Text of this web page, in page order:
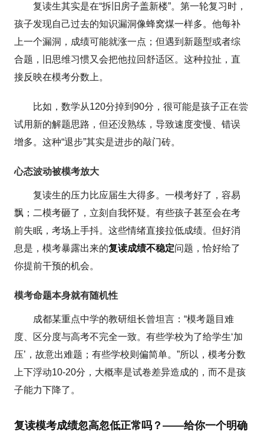
复读生其实是在“拆旧房子盖新楼”。第一轮复习时，
孩子发现自己过去的知识漏洞像蜂窝煤一样多。他每补
上一个漏洞，成绩可能就涨一点；但遇到新题型或者综
合题，旧思维习惯又会把他拉回舒适区。这种拉扯，直
接反映在模考分数上。
比如，数学从120分掉到90分，很可能是孩子正在尝
试用新的解题思路，但还没熟练，导致速度变慢、错误
增多。这种“退步”其实是进步的敲门砖。
心态波动被模考放大
复读生的压力比应届生大得多。一模考好了，容易
飘；二模考砸了，立刻自我怀疑。有些孩子甚至会在考
前失眠，考场上手抖。这些情绪直接拉低成绩。但好消
息是，模考暴露出来的复读成绩不稳定问题，恰好给了
你提前干预的机会。
模考命题本身就有随机性
成都某重点中学的教研组长曾坦言：“模考题目难
度、区分度与高考不完全一致。有些学校为了给学生‘加
压’，故意出难题；有些学校则偏简单。”所以，模考分数
上下浮动10-20分，大概率是试卷差异造成的，而不是孩
子能力下降了。
复读模考成绩忽高忽低正常吗？——给你一个明确